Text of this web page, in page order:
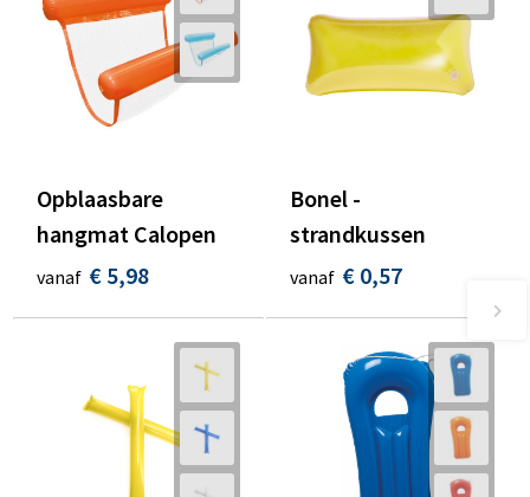
Opblaasbare
hangmat Calopen
vanaf € 5,98
Bonel -
strandkussen
vanaf € 0,57